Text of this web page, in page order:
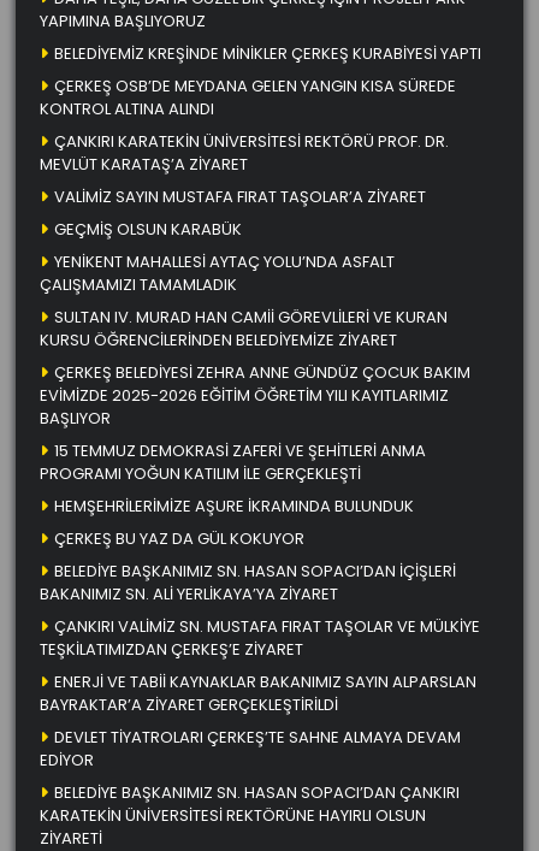
YAPIMINA BAŞLIYORUZ
BELEDİYEMİZ KREŞİNDE MİNİKLER ÇERKEŞ KURABİYESİ YAPTI
ÇERKEŞ OSB’DE MEYDANA GELEN YANGIN KISA SÜREDE
KONTROL ALTINA ALINDI
ÇANKIRI KARATEKİN ÜNİVERSİTESİ REKTÖRÜ PROF. DR.
MEVLÜT KARATAŞ’A ZİYARET
VALİMİZ SAYIN MUSTAFA FIRAT TAŞOLAR’A ZİYARET
GEÇMİŞ OLSUN KARABÜK
YENİKENT MAHALLESİ AYTAÇ YOLU’NDA ASFALT
ÇALIŞMAMIZI TAMAMLADIK
SULTAN IV. MURAD HAN CAMİİ GÖREVLİLERİ VE KURAN
KURSU ÖĞRENCİLERİNDEN BELEDİYEMİZE ZİYARET
ÇERKEŞ BELEDİYESİ ZEHRA ANNE GÜNDÜZ ÇOCUK BAKIM
EVİMİZDE 2025-2026 EĞİTİM ÖĞRETİM YILI KAYITLARIMIZ
BAŞLIYOR
15 TEMMUZ DEMOKRASİ ZAFERİ VE ŞEHİTLERİ ANMA
PROGRAMI YOĞUN KATILIM İLE GERÇEKLEŞTİ
HEMŞEHRİLERİMİZE AŞURE İKRAMINDA BULUNDUK
ÇERKEŞ BU YAZ DA GÜL KOKUYOR
BELEDİYE BAŞKANIMIZ SN. HASAN SOPACI’DAN İÇİŞLERİ
BAKANIMIZ SN. ALİ YERLİKAYA’YA ZİYARET
ÇANKIRI VALİMİZ SN. MUSTAFA FIRAT TAŞOLAR VE MÜLKİYE
TEŞKİLATIMIZDAN ÇERKEŞ’E ZİYARET
ENERJİ VE TABİİ KAYNAKLAR BAKANIMIZ SAYIN ALPARSLAN
BAYRAKTAR’A ZİYARET GERÇEKLEŞTİRİLDİ
DEVLET TİYATROLARI ÇERKEŞ’TE SAHNE ALMAYA DEVAM
EDİYOR
BELEDİYE BAŞKANIMIZ SN. HASAN SOPACI’DAN ÇANKIRI
KARATEKİN ÜNİVERSİTESİ REKTÖRÜNE HAYIRLI OLSUN
ZİYARETİ